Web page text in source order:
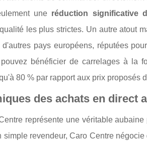
une réduction significative
les plus strictes. Un autre atout
pays européens, réputées
bénéficier de carrelages à la
80 % par rapport aux prix proposés
des achats en direct
représente une véritable
revendeur, Caro Centre